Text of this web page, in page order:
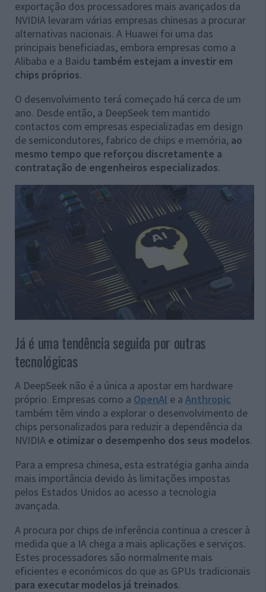
exportação dos processadores mais avançados da
NVIDIA levaram várias empresas chinesas a procurar
alternativas nacionais. A Huawei foi uma das
principais beneficiadas, embora empresas como a
Alibaba e a Baidu também estejam a investir em
chips próprios.
O desenvolvimento terá começado há cerca de um
ano. Desde então, a DeepSeek tem mantido
contactos com empresas especializadas em design
de semicondutores, fabrico de chips e memória, ao
mesmo tempo que reforçou discretamente a
contratação de engenheiros especializados.
Já é uma tendência seguida por outras
tecnológicas
A DeepSeek não é a única a apostar em hardware
próprio. Empresas como a OpenAI e a Anthropic
também têm vindo a explorar o desenvolvimento de
chips personalizados para reduzir a dependência da
NVIDIA e otimizar o desempenho dos seus modelos.
Para a empresa chinesa, esta estratégia ganha ainda
mais importância devido às limitações impostas
pelos Estados Unidos ao acesso a tecnologia
avançada.
A procura por chips de inferência continua a crescer à
medida que a IA chega a mais aplicações e serviços.
Estes processadores são normalmente mais
eficientes e económicos do que as GPUs tradicionais
para executar modelos já treinados.